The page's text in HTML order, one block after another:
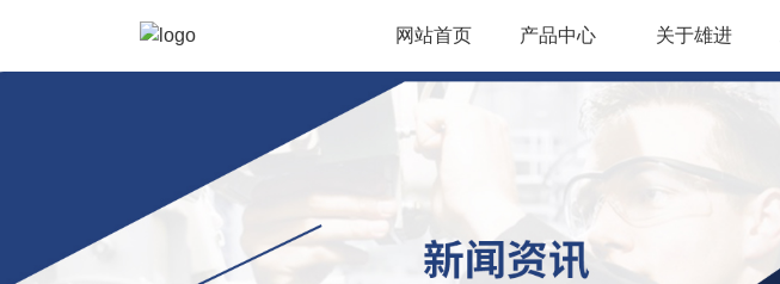
网站首页 产品中心 关于雄进